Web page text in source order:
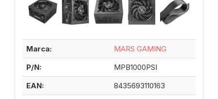
Marca:
MARS GAMING
P/N:
MPB1000PSI
EAN:
8435693110163